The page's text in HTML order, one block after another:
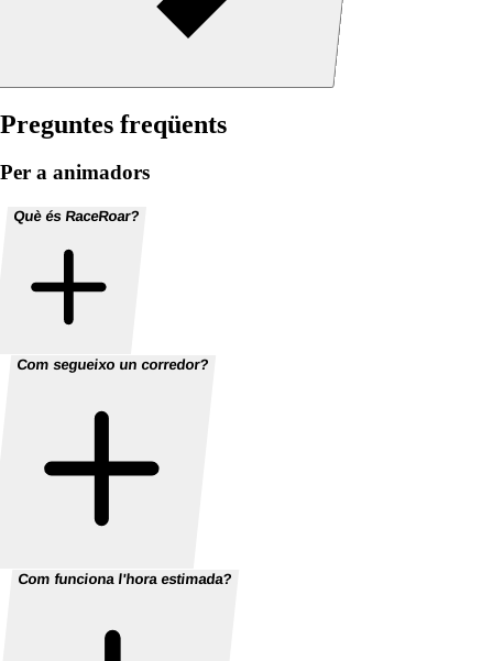
Preguntes freqüents
Per a animadors
Què és RaceRoar?
Com segueixo un corredor?
Com funciona l'hora estimada?